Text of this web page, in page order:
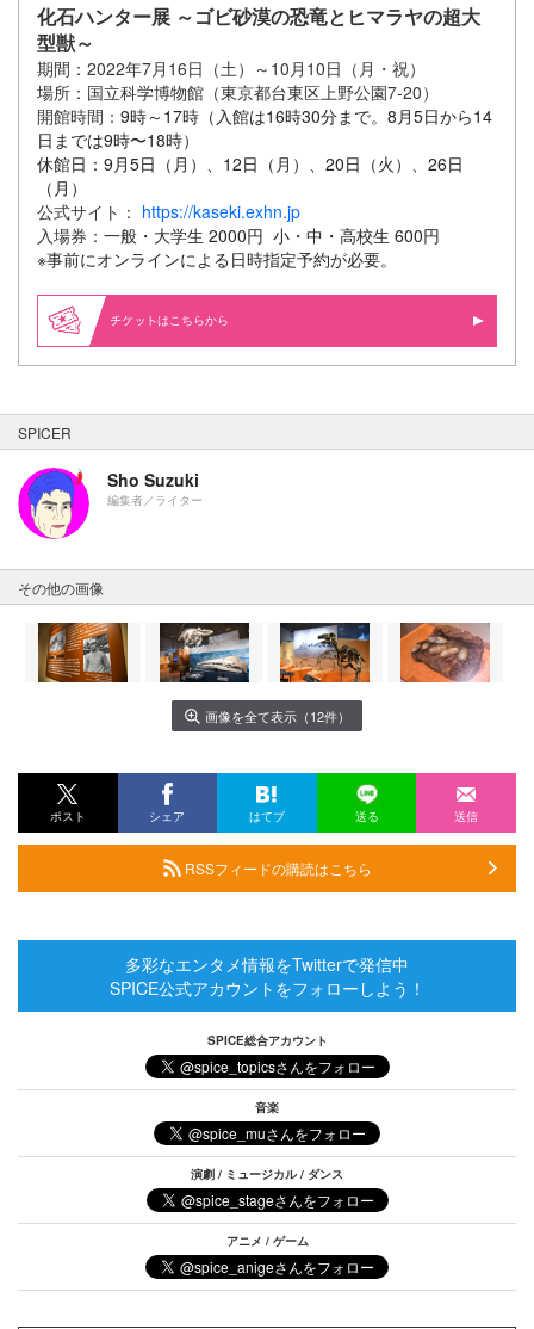
化石ハンター展 ～ゴビ砂漠の恐竜とヒマラヤの超大
型獣～
期間：2022年7月16日（土）～10月10日（月・祝）
場所：国立科学博物館（東京都台東区上野公園7-20）
開館時間： 9時～17時（入館は16時30分まで。8月5日から14
日までは9時〜18時）
休館日：9月5日（月）、12日（月）、20日（火）、26日
（月）
公式サイト： https://kaseki.exhn.jp
入場券： 一般・大学生 2000円 小・中・高校生 600円
※事前にオンラインによる日時指定予約が必要。
はこちらから
SPICER
Sho Suzuki
編集者／ライター
その他の画像
画像を全て表示（12件）
ポスト シェア はてブ 送る 送信
RSSフィードの購読はこちら
多彩なエンタメ情報をTwitterで発信中
SPICE公式アカウントをフォローしよう！
SPICE総合アカウント
音楽
演劇 / ミュージカル / ダンス
アニメ / ゲーム